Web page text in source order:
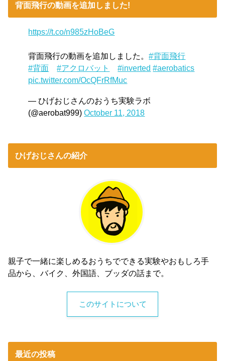
背面飛行の動画を追加しました!
https://t.co/n985zHoBeG
背面飛行の動画を追加しました。#背面飛行
#背面
#アクロバット #inverted #aerobatics
pic.twitter.com/OcQFrRfMuc
— ひげおじさんのおうち実験ラボ
(@aerobat999)October 11, 2018
ひげおじさんの紹介
親子で一緒に楽しめるおうちでできる実験やおもしろ手
品から、バイク、外国語、ブッダの話まで。
このサイトについて
最近の投稿